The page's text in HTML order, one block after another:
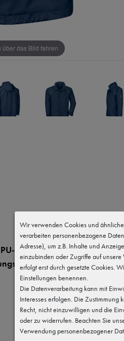
über das Bild fahren
beschichtet,
Wir verwenden Cookies und
verarbeiten personenbezogene
Adresse), um z.B. Inhalte und
einzubinden oder Zugriffe auf
erfolgt erst durch gesetzte Cookies.
Einstellungen benennen.
Die Datenverarbeitung kann mit
Interesses erfolgen. Die Zustimmung
Recht, nicht einzuwilligen und die
oder zu widerrufen. Beachten Sie
Verwendung personenbezogener